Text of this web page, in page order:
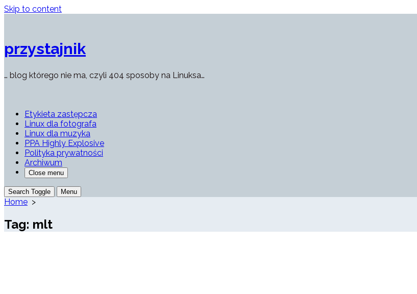
Skip to content
przystajnik
… blog którego nie ma, czyli 404 sposoby na Linuksa…
Etykieta zastępcza
Linux dla fotografa
Linux dla muzyka
PPA Highly Explosive
Polityka prywatności
Archiwum
Close menu
Search Toggle Menu
Home >
Tag: mlt